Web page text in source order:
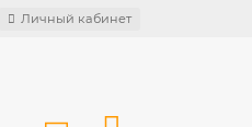
Личный кабинет